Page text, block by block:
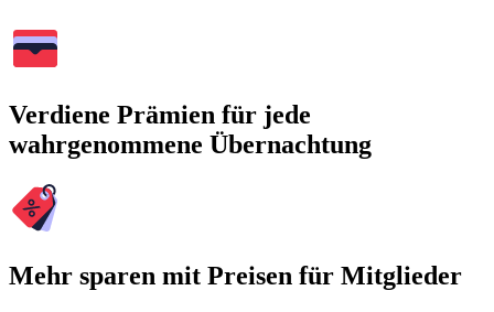
Verdiene Prämien für jede
wahrgenommene Übernachtung
Mehr sparen mit Preisen für Mitglieder